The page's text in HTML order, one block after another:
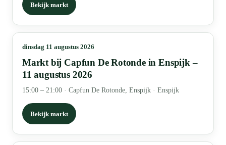
Bekijk markt
dinsdag 11 augustus 2026
Markt bij Capfun De Rotonde in Enspijk –
11 augustus 2026
15:00 – 21:00 · Capfun De Rotonde, Enspijk · Enspijk
Bekijk markt